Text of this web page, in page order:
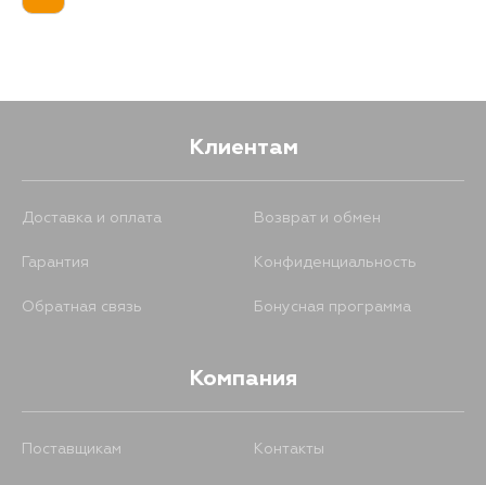
Клиентам
Доставка и оплата Возврат и обмен
Гарантия Конфиденциальность
Обратная связь Бонусная программа
Компания
Поставщикам Контакты